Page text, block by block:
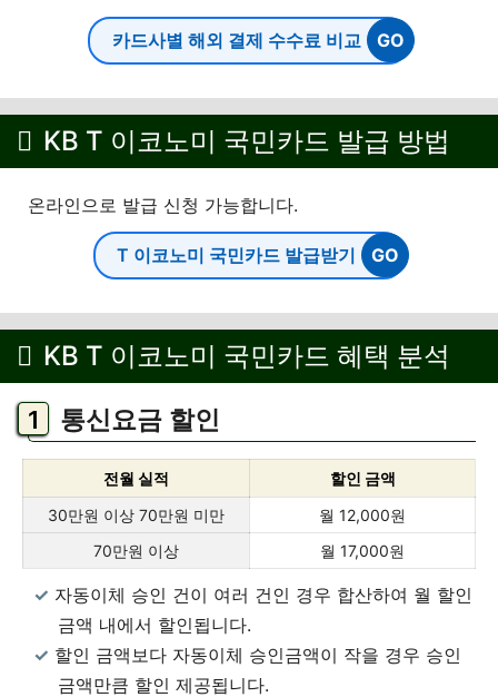
카드사별 해외 결제 수수료 비교
KB T 이코노미 국민카드 발급 방법
온라인으로 발급 신청 가능합니다.
T 이코노미 국민카드 발급받기
KB T 이코노미 국민카드 혜택 분석
통신요금 할인
전월 실적
할인 금액
30만원 이상 70만원 미만
월 12,000원
70만원 이상
월 17,000원
자동이체 승인 건이 여러 건인 경우 합산하여 월 할인
금액 내에서 할인됩니다.
할인 금액보다 자동이체 승인금액이 작을 경우 승인
금액만큼 할인 제공됩니다.